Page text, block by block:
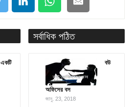
একটি
সর্বাধিক পঠিত
বউ
অফিসের বস
জানু. 23, 2018